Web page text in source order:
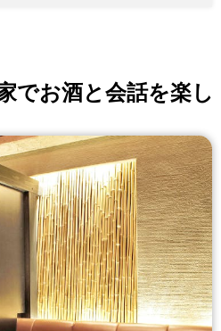
でお酒と会話を楽し